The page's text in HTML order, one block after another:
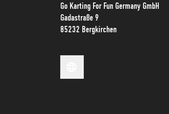
Go Karting For Fun Germany GmbH
Gadastraße 9
85232 Bergkirchen